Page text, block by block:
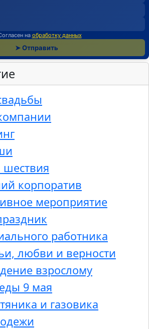
на обработку данных
➤ Отправить
корпоратив
мероприятие
работника
любви и верности
взрослому
9 мая
и газовика